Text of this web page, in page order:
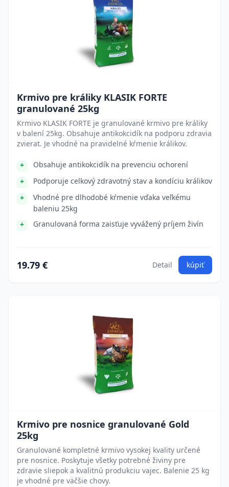
Krmivo pre králiky KLASIK FORTE
granulované 25kg
Krmivo KLASIK FORTE je granulované krmivo pre králiky
v balení 25kg. Obsahuje antikokcidík na podporu zdravia
zvierat. Je vhodné na pravidelné kŕmenie králikov.
Obsahuje antikokcidík na prevenciu ochorení
Podporuje celkový zdravotný stav a kondíciu králikov
Vhodné pre dlhodobé kŕmenie vďaka veľkému
baleniu 25kg
Granulovaná forma zaisťuje vyvážený príjem živín
19.79 € Detail kúpiť
Krmivo pre nosnice granulované Gold
25kg
Granulované kompletné krmivo vysokej kvality určené
pre nosnice. Poskytuje všetky potrebné živiny pre
zdravie sliepok a kvalitnú produkciu vajec. Balenie 25 kg
je vhodné pre väčšie chovy.